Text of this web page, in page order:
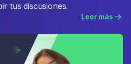
tus discusiones.
Leer más